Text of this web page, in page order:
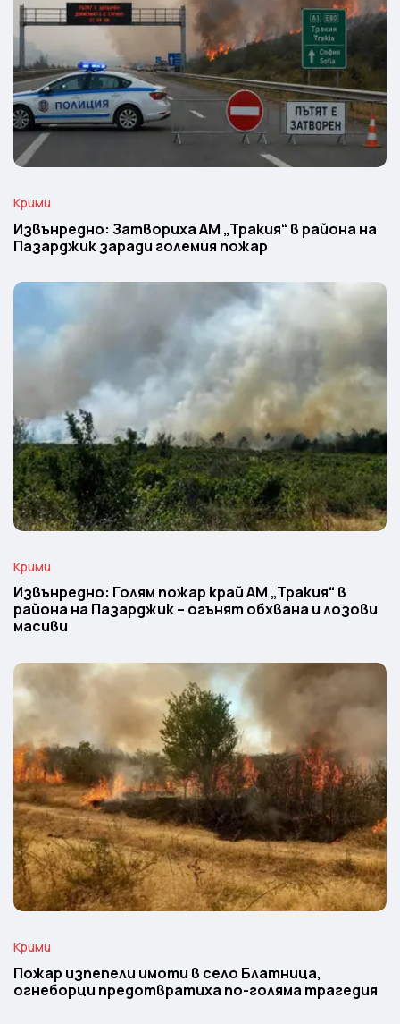
Крими
Извънредно: Затвориха АМ „Тракия“ в района на
Пазарджик заради големия пожар
Крими
Извънредно: Голям пожар край АМ „Тракия“ в
района на Пазарджик – огънят обхвана и лозови
масиви
Крими
Пожар изпепели имоти в село Блатница,
огнеборци предотвратиха по-голяма трагедия